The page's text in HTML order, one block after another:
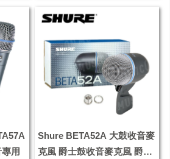
用
Shure BETA52A 大鼓收音麥
克風 爵士鼓收音麥克風 爵士